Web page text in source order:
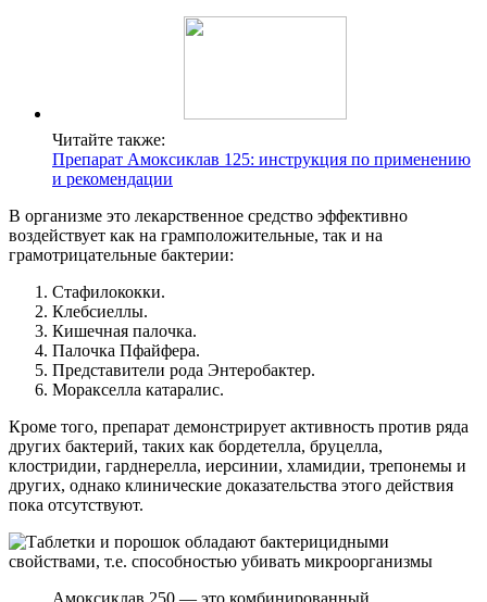
Читайте также:
Препарат Амоксиклав 125: инструкция по применению
и рекомендации
В организме это лекарственное средство эффективно
воздействует как на грамположительные, так и на
грамотрицательные бактерии:
Стафилококки.
Клебсиеллы.
Кишечная палочка.
Палочка Пфайфера.
Представители рода Энтеробактер.
Моракселла катаралис.
Кроме того, препарат демонстрирует активность против ряда
других бактерий, таких как бордетелла, бруцелла,
клостридии, гарднерелла, иерсинии, хламидии, трепонемы и
других, однако клинические доказательства этого действия
пока отсутствуют.